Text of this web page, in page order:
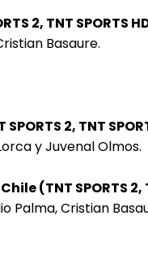
2, TNT SPORTS
Basaure.
2, TNT
y Juvenal Olmos.
(TNT SPORTS 2,
Palma, Cristian